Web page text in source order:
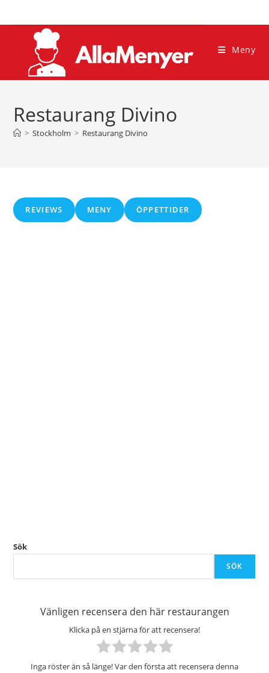
till
innehållet
Meny
Restaurang Divino
> Stockholm > Restaurang Divino
REVIEWS MENY ÖPPETTIDER
Sök
SÖK
Vänligen recensera den här restaurangen
Klicka på en stjärna för att recensera!
Inga röster än så länge! Var den första att recensera denna